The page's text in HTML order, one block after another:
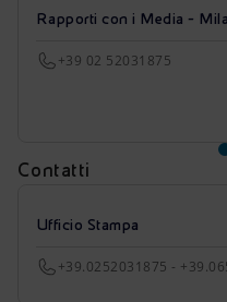
Rapporti con i Media -
+39 02 52031875
Contatti
Ufficio Stampa
+39.0252031875 -